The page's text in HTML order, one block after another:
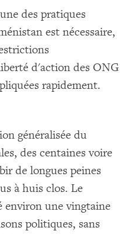
des pratiques
est nécessaire,
d'action des ONG
rapidement.
généralisée du
des centaines voire
de longues peines
à huis clos. Le
environ une vingtaine
politiques, sans